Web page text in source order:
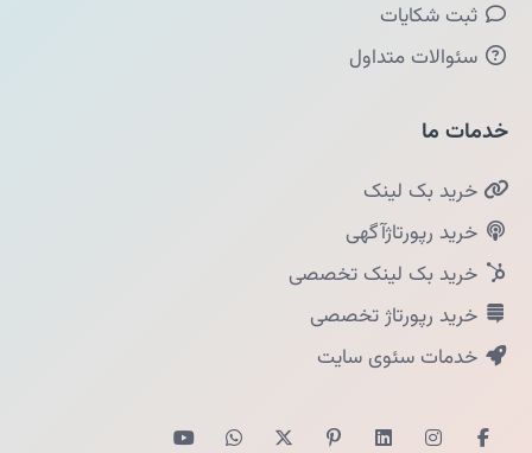
ثبت شکایات
سئوالات متداول
خدمات ما
خرید بک لینک
خرید رپورتاژآگهی
خرید بک لینک تخصصی
خرید رپورتاژ تخصصی
خدمات سئوی سایت